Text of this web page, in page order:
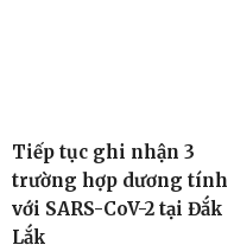
Tiếp tục ghi nhận 3
trường hợp dương tính
với SARS-CoV-2 tại Đắk
Lắk